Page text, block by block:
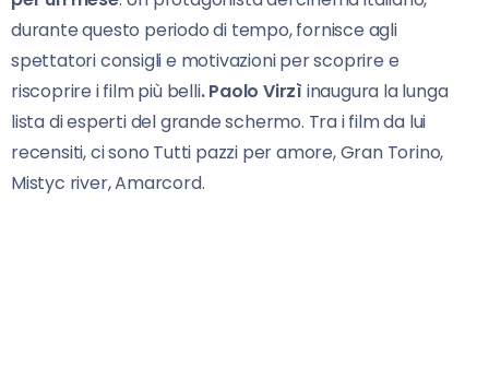
durante questo periodo di tempo, fornisce agli
spettatori consigli e motivazioni per scoprire e
riscoprire i film più belli. Paolo Virzì inaugura la lunga
lista di esperti del grande schermo. Tra i film da lui
recensiti, ci sono Tutti pazzi per amore, Gran Torino,
Mistyc river, Amarcord.